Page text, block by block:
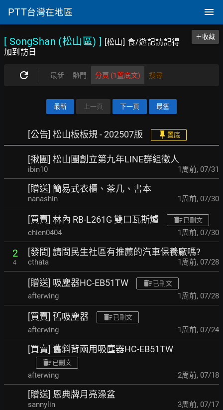
PTT台灣在地區
[ SongShan (松山區) ]
[松山] 食/遊記請記得
加到訪日
＋收藏
最新 熱門 分頁 (1置底文) 搜尋
最新 上一頁 下一頁 最舊
[公告] 松山板板規 - 202507版 置底
[揪團] 松山團創立第九年LINE群組徵人
ibin10 1周前, 07/31
[贈送] 簡易式衣櫃、茶几、書本
nanashin 1周前, 07/30
[買賣] 林內 RB-L261G 雙口瓦斯爐 已刪文
chien0404 1周前, 07/30
2
4
[發問] 請問民生社區有推薦的汽車保養廠嗎?
cthata 1周前, 07/28
[贈送] 吸塵器HC-EB51TW 已刪文
afterwing 1周前, 07/28
[買賣] 舊吸塵器 已刪文
afterwing 1周前, 07/24
[買賣] 舊斜背兩用吸塵器HC-EB51TW
已刪文
afterwing 2周前, 07/18
[贈送] 恩典牌月亮澡盆
sannylin 3周前, 07/17